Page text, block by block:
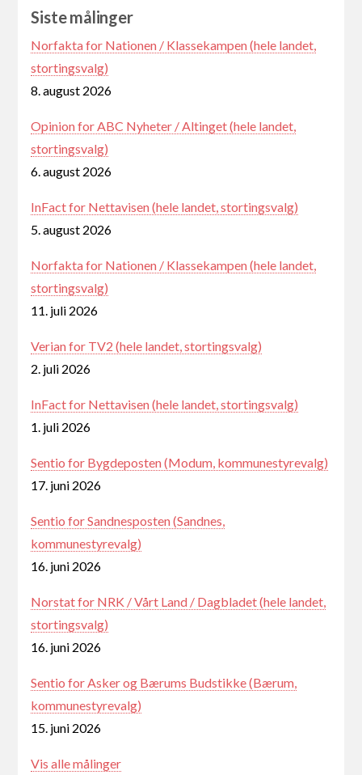
Siste målinger
Norfakta for Nationen / Klassekampen (hele landet,
stortingsvalg)
8. august 2026
Opinion for ABC Nyheter / Altinget (hele landet,
stortingsvalg)
6. august 2026
InFact for Nettavisen (hele landet, stortingsvalg)
5. august 2026
Norfakta for Nationen / Klassekampen (hele landet,
stortingsvalg)
11. juli 2026
Verian for TV2 (hele landet, stortingsvalg)
2. juli 2026
InFact for Nettavisen (hele landet, stortingsvalg)
1. juli 2026
Sentio for Bygdeposten (Modum, kommunestyrevalg)
17. juni 2026
Sentio for Sandnesposten (Sandnes,
kommunestyrevalg)
16. juni 2026
Norstat for NRK / Vårt Land / Dagbladet (hele landet,
stortingsvalg)
16. juni 2026
Sentio for Asker og Bærums Budstikke (Bærum,
kommunestyrevalg)
15. juni 2026
Vis alle målinger